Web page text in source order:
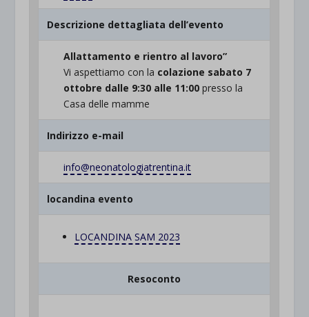
Descrizione dettagliata dell’evento
Allattamento e rientro al lavoro”
Vi aspettiamo con la colazione sabato 7
ottobre dalle 9:30 alle 11:00 presso la
Casa delle mamme
Indirizzo e-mail
info@neonatologiatrentina.it
locandina evento
LOCANDINA SAM 2023
Resoconto